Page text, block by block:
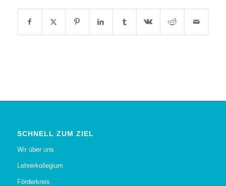
SCHNELL ZUM ZIEL
Wir über uns
Lehrerkollegium
Förderkreis